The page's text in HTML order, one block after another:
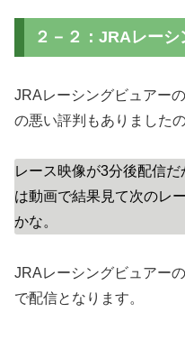
２－２：JRAレー
JRAレーシングビュアー
の悪い評判もありました
レース映像が3分後配信
は動画で結果見て次のレ
かな。
JRAレーシングビュアー
で配信となります。